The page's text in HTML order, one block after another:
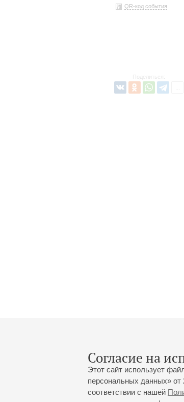
Согласие на
Этот сайт использует
персональных данных»
соответствии с нашей
QR-код события
Поделиться: